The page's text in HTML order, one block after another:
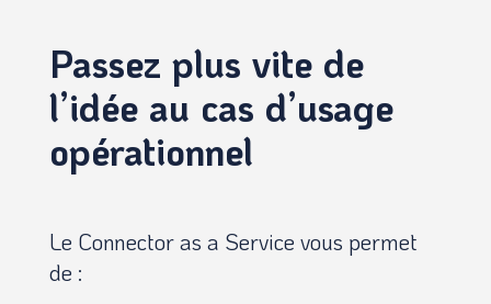
Passez plus vite de
l’idée au cas d’usage
opérationnel
Le Connector as a Service vous permet
de :